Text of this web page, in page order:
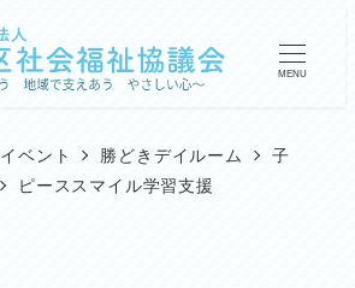
MENU
イベント 勝どきデイルーム
子
ピーススマイル学習支援